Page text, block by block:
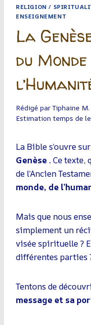
RELIGION /
ENSEIGNEMENT
La
du
Rédigé parTiphaine M.
Estimation temps de
La Bible s’ouvre
Genèse . Ce
de l’Ancien
monde, de
Mais que nous
simplement un
visée spirituelle ?
différentes parties
Tentons de
message et sa